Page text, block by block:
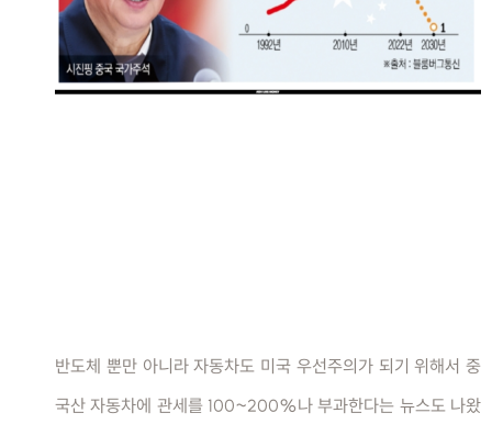
반도체 뿐만 아니라 자동차도 미국 우선주의가 되기 위해서 중
국산 자동차에 관세를 100~200%나 부과한다는 뉴스도 나왔